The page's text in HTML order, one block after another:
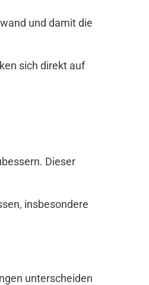
und damit die
sich direkt auf
Dieser
insbesondere
unterscheiden